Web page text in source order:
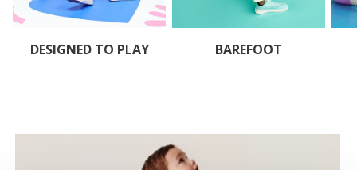
DESIGNED TO PLAY BAREFOOT